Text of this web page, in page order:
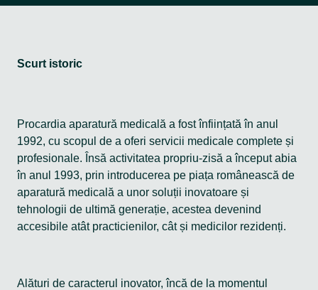
Scurt istoric
Procardia aparatură medicală a fost înființată în anul
1992, cu scopul de a oferi servicii medicale complete și
profesionale. Însă activitatea propriu-zisă a început abia
în anul 1993, prin introducerea pe piața românească de
aparatură medicală a unor soluții inovatoare și
tehnologii de ultimă generație, acestea devenind
accesibile atât practicienilor, cât și medicilor rezidenți.
Alături de caracterul inovator, încă de la momentul